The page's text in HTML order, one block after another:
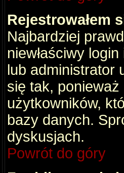
Rejestrowałem
Najbardziej
niewłaściwy
lub administrator
się tak,
użytkowników,
bazy danych.
dyskusjach.
Powrót do góry